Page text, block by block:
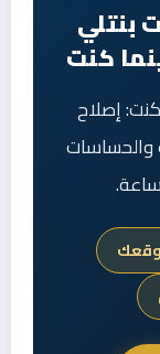
بنتلي
كنت
إصلاح
والحساسات